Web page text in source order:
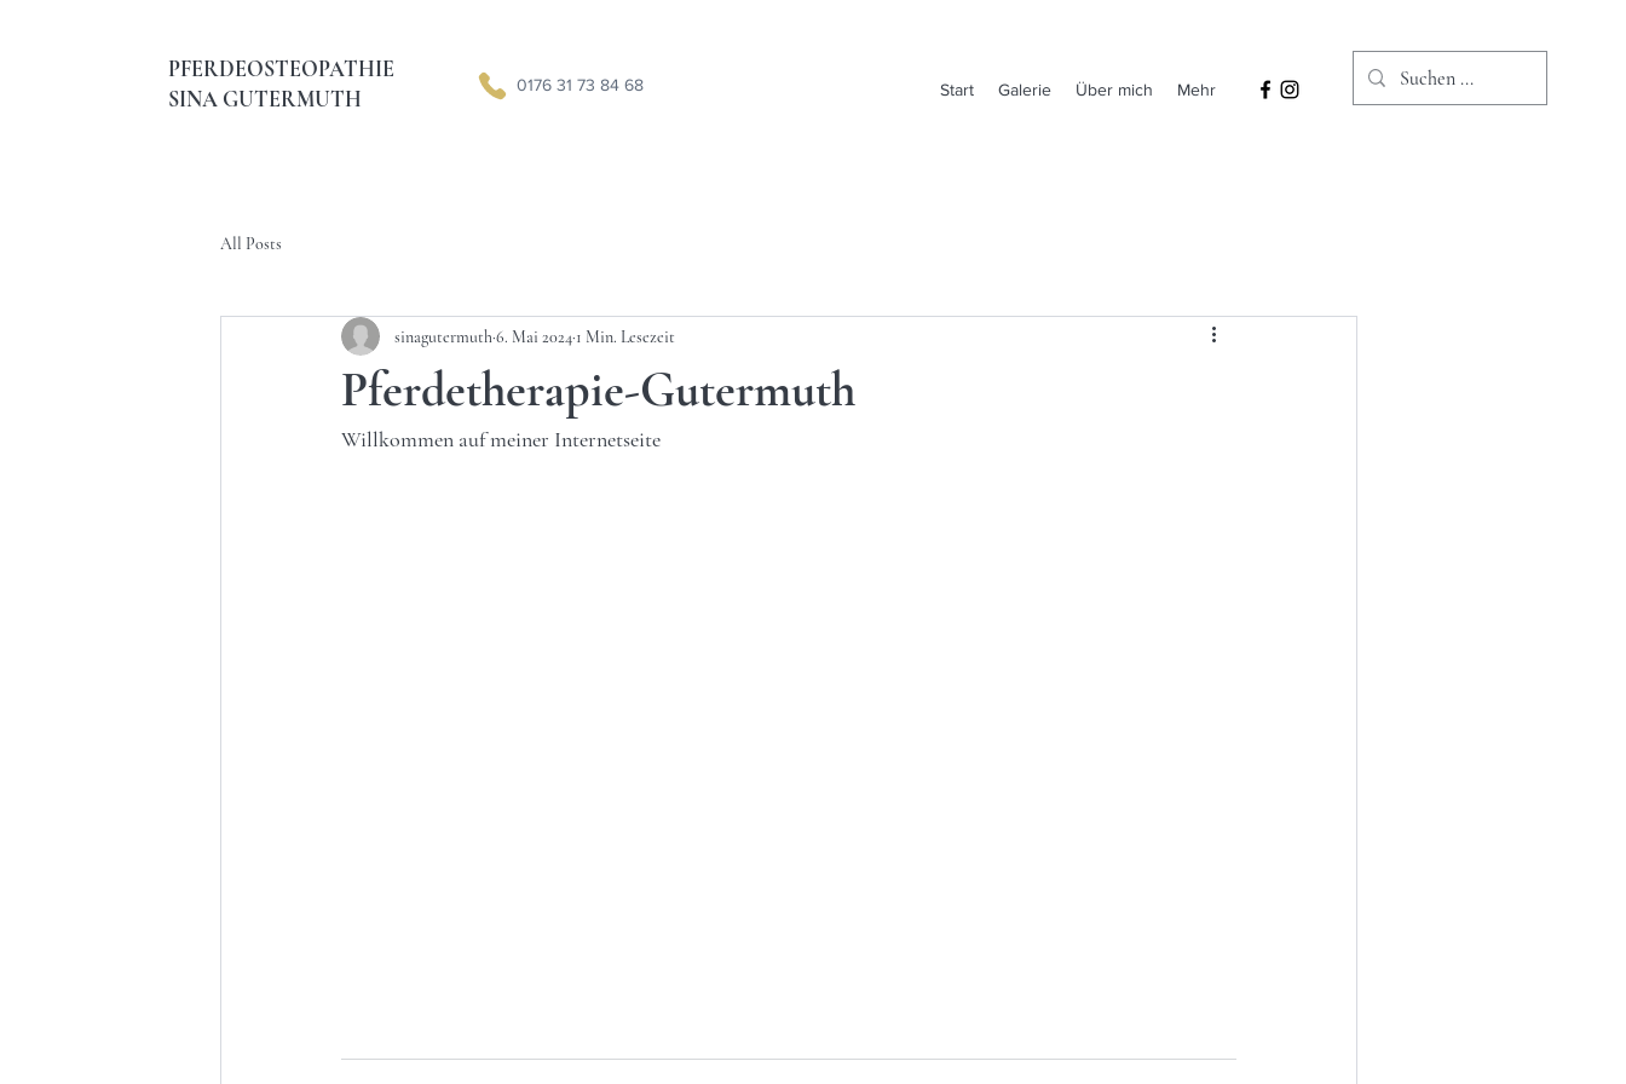
PFERDEOSTEOPATHIE
SINA GUTERMUTH
0176 31 73 84 68 Start Galerie Über mich Mehr
All Posts
Pferdetherapie-Gutermuth
sinagutermuth6. Mai 2024 1 Min. Lesezeit
Willkommen auf meiner Internetseite